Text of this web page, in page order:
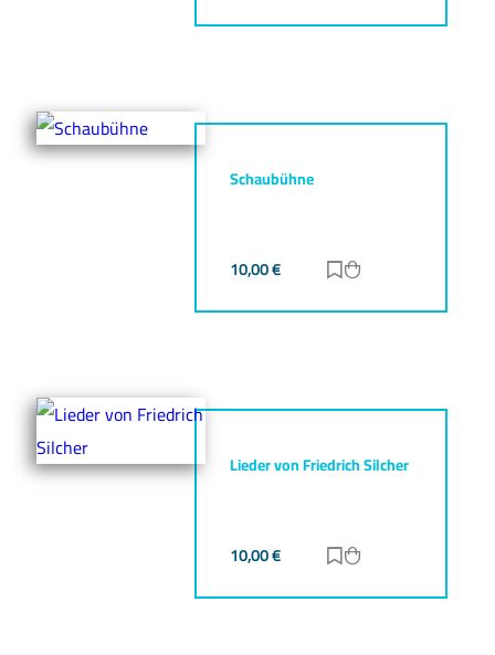
Schaubühne
10,00€ Zur Merkliste
Lieder von Friedrich Silcher
10,00€ Zur Merkliste